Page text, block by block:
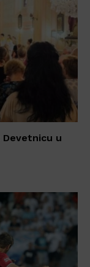
Devetnicu u